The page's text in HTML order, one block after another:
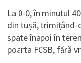
La 0-0, în minutul
din tușă, trimițând-
spate înapoi în
poarta FCSB, fără